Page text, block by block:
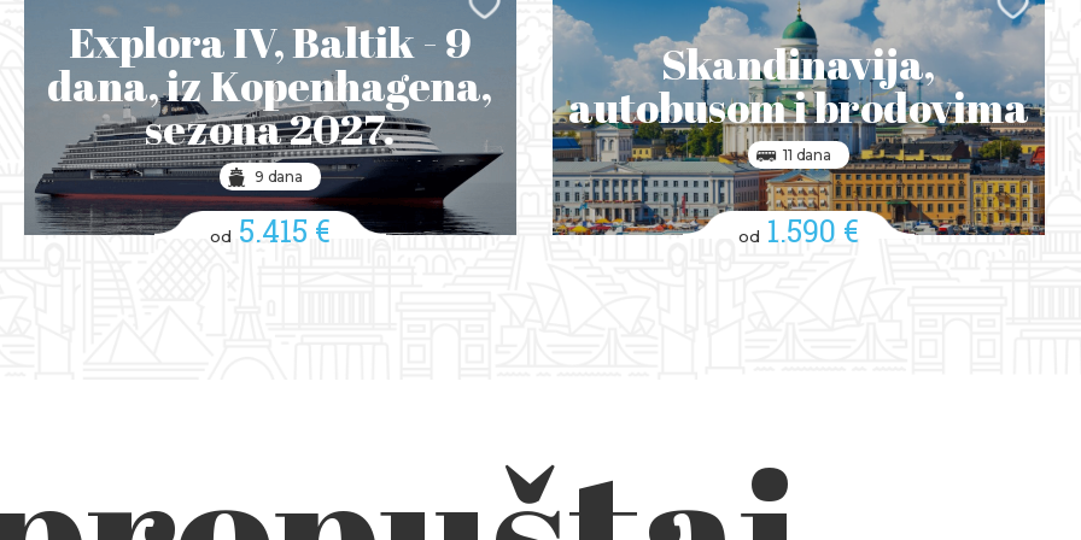
Explora IV, Baltik - 9
dana, iz Kopenhagena,
sezona 2027.
9 dana
od 5.415 €
Skandinavija,
autobusom i brodovima
11 dana
od 1.590 €